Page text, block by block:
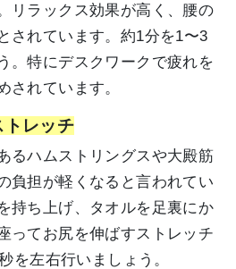
リラックス効果が高く、腰の
されています。約1分を1〜3
。特にデスクワークで疲れを
されています。
トレッチ
るハムストリングスや大殿筋
負担が軽くなると言われてい
持ち上げ、タオルを足裏にか
ってお尻を伸ばすストレッチ
を左右行いましょう。